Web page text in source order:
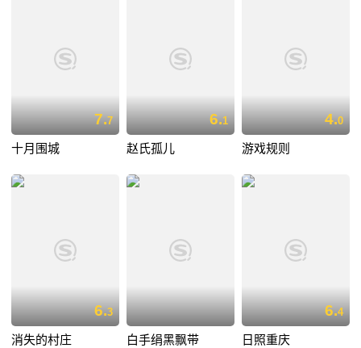
7.7
十月围城
6.1
赵氏孤儿
4.0
游戏规则
6.3
消失的村庄 白手绢黑飘带
6.4
日照重庆